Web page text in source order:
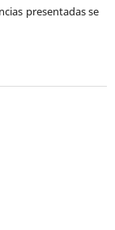
presentadas se